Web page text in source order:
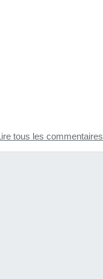
tous les commentaires